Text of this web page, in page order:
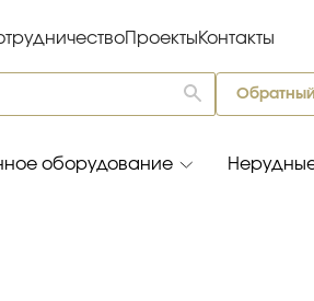
ПроектыКонтакты
оборудование